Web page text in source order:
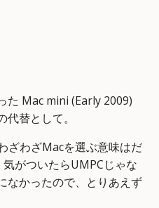
た Mac mini (Early 2009)
替として。
ざわざMacを選ぶ意味はだ
がついたらUMPCじゃな
なかったので、とりあえず